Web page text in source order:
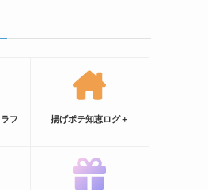
フ
揚げポテ知恵ログ＋